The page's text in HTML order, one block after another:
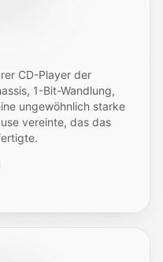
CD-Player der
1-Bit-Wandlung,
ungewöhnlich starke
vereinte, das das